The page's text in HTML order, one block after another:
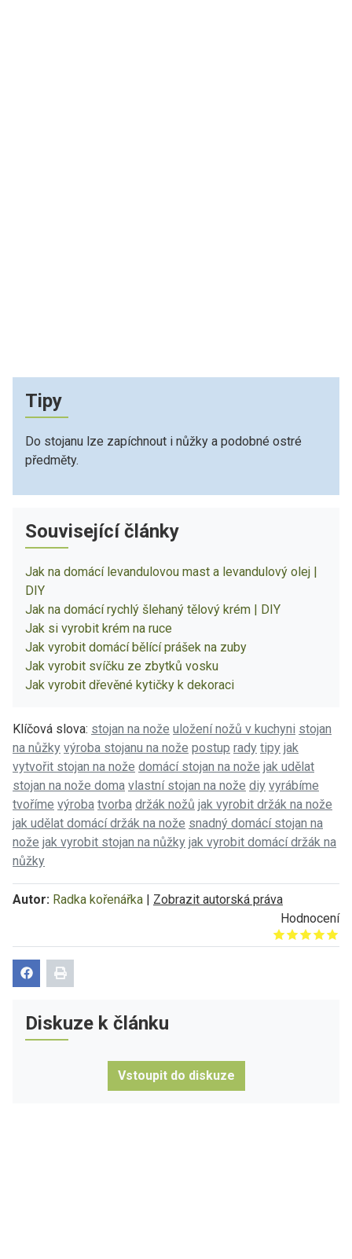
Tipy
Do stojanu lze zapíchnout i nůžky a podobné ostré
předměty.
Související články
Jak na domácí levandulovou mast a levandulový olej |
DIY
Jak na domácí rychlý šlehaný tělový krém | DIY
Jak si vyrobit krém na ruce
Jak vyrobit domácí bělící prášek na zuby
Jak vyrobit svíčku ze zbytků vosku
Jak vyrobit dřevěné kytičky k dekoraci
Klíčová slova: stojan na nože uložení nožů v kuchyni stojan
na nůžky výroba stojanu na nože postup rady tipy jak
vytvořit stojan na nože domácí stojan na nože jak udělat
stojan na nože doma vlastní stojan na nože diy vyrábíme
tvoříme výroba tvorba držák nožů jak vyrobit držák na nože
jak udělat domácí držák na nože snadný domácí stojan na
nože jak vyrobit stojan na nůžky jak vyrobit domácí držák na
nůžky
Autor: Radka kořenářka | Zobrazit autorská práva
Hodnocení
Give it 1/5
Give it 2/5
Give it 3/5
Give it 4/5
Give it 5/5
Diskuze k článku
Vstoupit do diskuze